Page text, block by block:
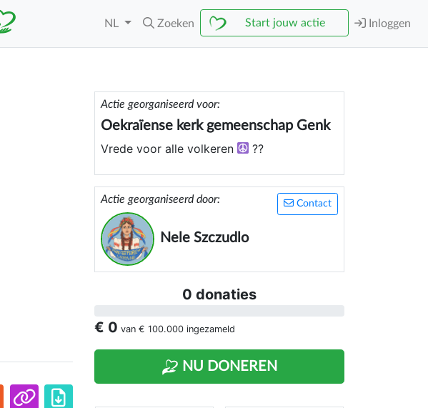
NL Zoeken Start jouw actie Inloggen
Actie georganiseerd voor:
Oekraïense kerk gemeenschap Genk
Vrede voor alle volkeren
??
Contact
Actie georganiseerd door:
Nele Szczudlo
0 donaties
€ 0 van € 100.000 ingezameld
NU DONEREN